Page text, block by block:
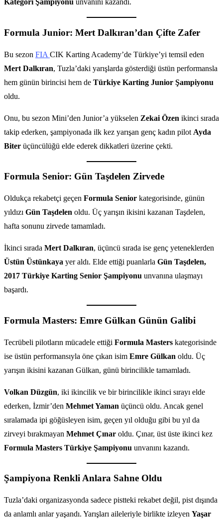
Kategori Şampiyonu unvanını kazandı.
Formula Junior: Mert Dalkıran’dan Çifte Zafer
Bu sezon FIA CIK Karting Academy’de Türkiye’yi temsil eden
Mert Dalkıran, Tuzla’daki yarışlarda gösterdiği üstün performansla
hem günün birincisi hem de Türkiye Karting Junior Şampiyonu
oldu.
Onu, bu sezon Mini’den Junior’a yükselen Zekai Özen ikinci sırada
takip ederken, şampiyonada ilk kez yarışan genç kadın pilot Ayda
Biter üçüncülüğü elde ederek dikkatleri üzerine çekti.
Formula Senior: Gün Taşdelen Zirvede
Oldukça rekabetçi geçen Formula Senior kategorisinde, günün
yıldızı Gün Taşdelen oldu. Üç yarışın ikisini kazanan Taşdelen,
hafta sonunu zirvede tamamladı.
İkinci sırada Mert Dalkıran, üçüncü sırada ise genç yeteneklerden
Üstün Üstünkaya yer aldı. Elde ettiği puanlarla Gün Taşdelen,
2017 Türkiye Karting Senior Şampiyonu unvanına ulaşmayı
başardı.
Formula Masters: Emre Gülkan Günün Galibi
Tecrübeli pilotların mücadele ettiği Formula Masters kategorisinde
ise üstün performansıyla öne çıkan isim Emre Gülkan oldu. Üç
yarışın ikisini kazanan Gülkan, günü birincilikle tamamladı.
Volkan Düzgün, iki ikincilik ve bir birincilikle ikinci sırayı elde
ederken, İzmir’den Mehmet Yaman üçüncü oldu. Ancak genel
sıralamada ipi göğüsleyen isim, geçen yıl olduğu gibi bu yıl da
zirveyi bırakmayan Mehmet Çınar oldu. Çınar, üst üste ikinci kez
Formula Masters Türkiye Şampiyonu unvanını kazandı.
Şampiyona Renkli Anlara Sahne Oldu
Tuzla’daki organizasyonda sadece pistteki rekabet değil, pist dışında
da anlamlı anlar yaşandı. Yarışları aileleriyle birlikte izleyen Yaşar